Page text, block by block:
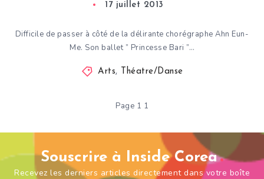
17 juillet 2013
Difficile de passer à côté de la délirante chorégraphe Ahn Eun-
Me. Son ballet ” Princesse Bari ”…
Arts, Théatre/Danse
Page 1 1
Souscrire à Inside Corea
Recevez les derniers articles directement dans votre boîte